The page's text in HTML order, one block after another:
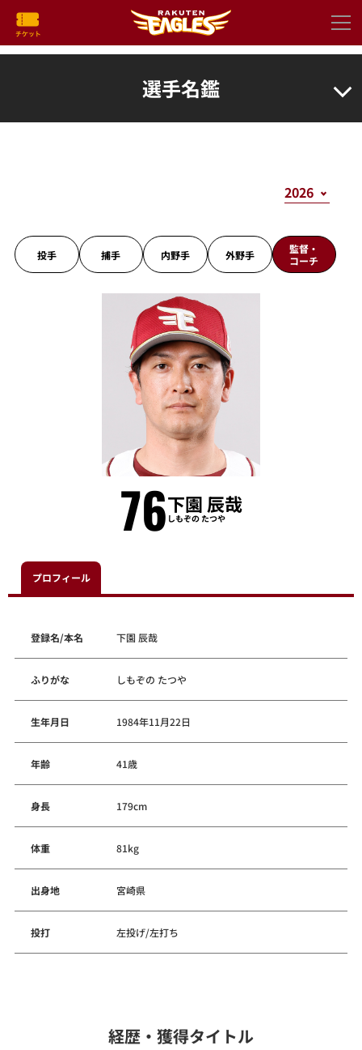
選手名鑑
投手 捕手 内野手 外野手
監督・
コーチ
76下園 辰哉
しもぞの たつや
プロフィール
登録名/本名 下園 辰哉
ふりがな しもぞの たつや
生年月日 1984年11月22日
年齢 41歳
身長 179cm
体重 81kg
出身地 宮崎県
投打 左投げ/左打ち
経歴・獲得タイトル